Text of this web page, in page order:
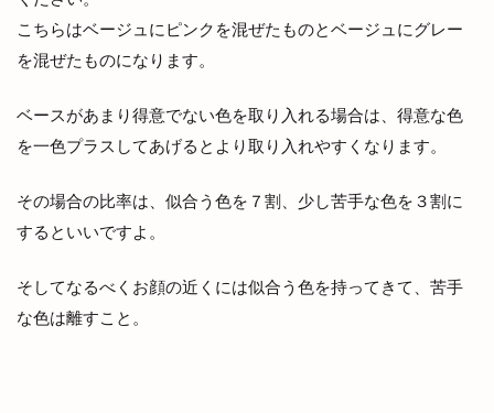
こちらはベージュにピンクを混ぜたものとベージュにグレー
を混ぜたものになります。
ベースがあまり得意でない色を取り入れる場合は、得意な色
を一色プラスしてあげるとより取り入れやすくなります。
その場合の比率は、似合う色を７割、少し苦手な色を３割に
するといいですよ。
そしてなるべくお顔の近くには似合う色を持ってきて、苦手
な色は離すこと。